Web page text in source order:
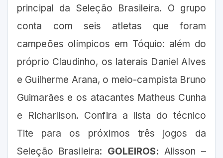
principal da Seleção Brasileira. O grupo
conta com seis atletas que foram
campeões olímpicos em Tóquio: além do
próprio Claudinho, os laterais Daniel Alves
e Guilherme Arana, o meio-campista Bruno
Guimarães e os atacantes Matheus Cunha
e Richarlison. Confira a lista do técnico
Tite para os próximos três jogos da
Seleção Brasileira: GOLEIROS: Alisson –